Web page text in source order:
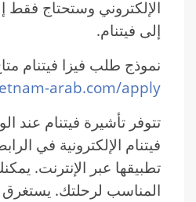
الإلكتروني وستحتاج فقط
إلى فيتنام.
نموذج طلب فيزا فيتنام
arab.com/apply/
تتوفر تأشيرة فيتنام عند
فيتنام الإلكترونية في
تطبيقها عبر الإنترنت.
المناسب لرحلتك. يستغرق